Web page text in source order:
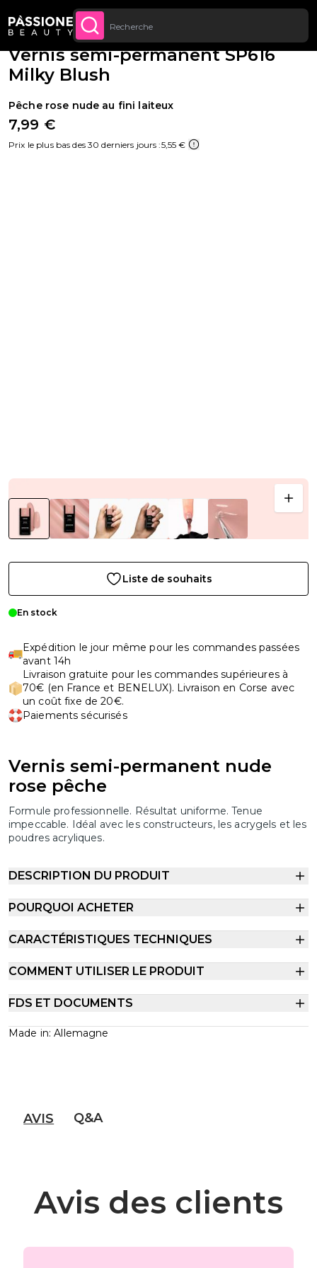
Jusqu’à 20 € de réduction sur votre
première commande
CONTENU
Fil d'Ariane
Semi-permanents · Couleurs
Vernis semi-permanent SP616
Milky Blush
Pêche rose nude au fini laiteux
7,99 €
Prix le plus bas des 30 derniers jours :5,55 €
Liste de souhaits
En stock
Expédition le jour même pour les commandes passées
avant 14h
Livraison gratuite pour les commandes supérieures à
70€ (en France et BENELUX). Livraison en Corse avec
un coût fixe de 20€.
Paiements sécurisés
Vernis semi-permanent nude
rose pêche
Formule professionnelle. Résultat uniforme. Tenue
impeccable. Idéal avec les constructeurs, les acrygels et les
poudres acryliques.
DESCRIPTION DU PRODUIT
POURQUOI ACHETER
CARACTÉRISTIQUES TECHNIQUES
COMMENT UTILISER LE PRODUIT
FDS ET DOCUMENTS
Made in: Allemagne
AVIS Q&A
Avis des clients